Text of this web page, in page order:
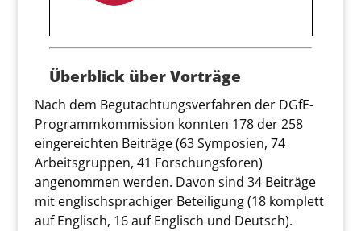
Überblick über Vorträge
Nach dem Begutachtungsverfahren der DGfE-
Programmkommission konnten 178 der258
eingereichten Beiträge (63 Symposien, 74
Arbeitsgruppen, 41 Forschungsforen)
angenommen werden. Davon sind 34 Beiträge
mit englischsprachiger Beteiligung (18 komplett
auf Englisch, 16 auf Englisch und Deutsch).